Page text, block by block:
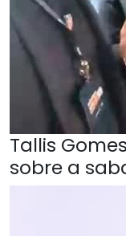
Tallis
sobre a